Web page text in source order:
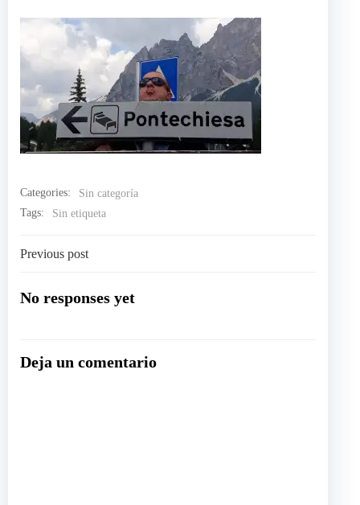
Categories:
Sin categoría
Tags:
Sin etiqueta
Navegación
por
entradas
Previous post
No responses yet
Deja un comentario